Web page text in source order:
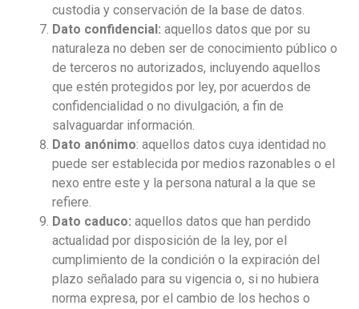
custodia y conservación de la base de datos.
Dato confidencial: aquellos datos que por su
naturaleza no deben ser de conocimiento público o
de terceros no autorizados, incluyendo aquellos
que estén protegidos por ley, por acuerdos de
confidencialidad o no divulgación, a fin de
salvaguardar información.
Dato anónimo: aquellos datos cuya identidad no
puede ser establecida por medios razonables o el
nexo entre este y la persona natural a la que se
refiere.
Dato caduco: aquellos datos que han perdido
actualidad por disposición de la ley, por el
cumplimiento de la condición o la expiración del
plazo señalado para su vigencia o, si no hubiera
norma expresa, por el cambio de los hechos o